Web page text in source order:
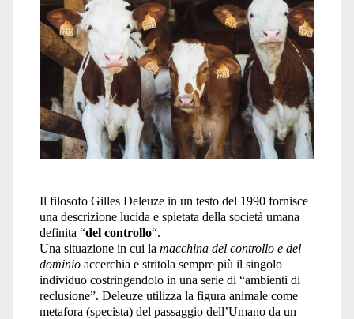
Il filosofo Gilles Deleuze in un testo del 1990 fornisce
una descrizione lucida e spietata della società umana
definita “del controllo“.
Una situazione in cui la macchina del controllo e del
dominioaccerchia e stritola sempre più il singolo
individuo costringendolo in una serie di “ambienti di
reclusione”. Deleuze utilizza la figura animale come
metafora (specista) del passaggio dell’Umano da un